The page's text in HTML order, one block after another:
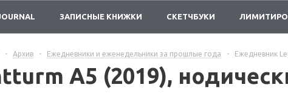
ЗАПИСНЫЕ КНИЖКИ СКЕТЧБУКИ
- Архив - Ежедневники и еженедельники за прошлые года - Ежедневник
A5 (2019),